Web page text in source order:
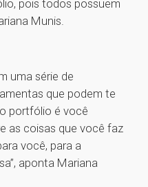
pois todos possuem
Munis.
uma série de
que podem te
portfólio é você
as coisas que você faz
você, para a
aponta Mariana